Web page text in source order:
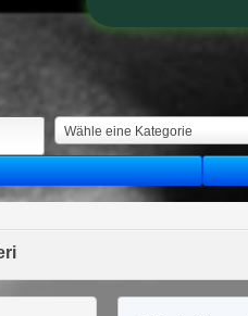
Wähle eine Kategorie